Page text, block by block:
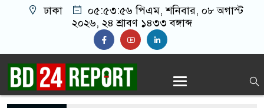
ঢাকা ০৫:৫৩:৫৭ পিএম, শনিবার, ০৮ অগাস্ট
২০২৬, ২৪ শ্রাবণ ১৪৩৩ বঙ্গাব্দ